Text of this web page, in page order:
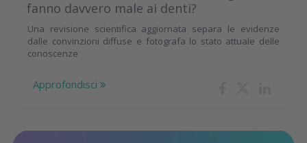
fanno davvero male ai denti?
Una revisione scientifica aggiornata separa le evidenze
dalle convinzioni diffuse e fotografa lo stato attuale delle
conoscenze
Approfondisci